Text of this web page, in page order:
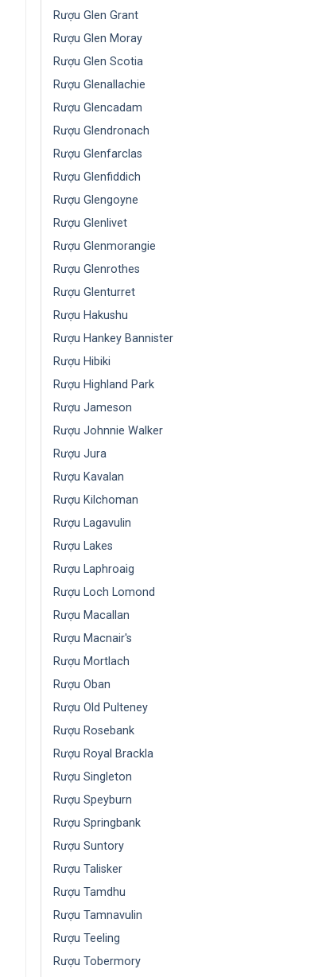
Rượu Glen Grant
Rượu Glen Moray
Rượu Glen Scotia
Rượu Glenallachie
Rượu Glencadam
Rượu Glendronach
Rượu Glenfarclas
Rượu Glenfiddich
Rượu Glengoyne
Rượu Glenlivet
Rượu Glenmorangie
Rượu Glenrothes
Rượu Glenturret
Rượu Hakushu
Rượu Hankey Bannister
Rượu Hibiki
Rượu Highland Park
Rượu Jameson
Rượu Johnnie Walker
Rượu Jura
Rượu Kavalan
Rượu Kilchoman
Rượu Lagavulin
Rượu Lakes
Rượu Laphroaig
Rượu Loch Lomond
Rượu Macallan
Rượu Macnair's
Rượu Mortlach
Rượu Oban
Rượu Old Pulteney
Rượu Rosebank
Rượu Royal Brackla
Rượu Singleton
Rượu Speyburn
Rượu Springbank
Rượu Suntory
Rượu Talisker
Rượu Tamdhu
Rượu Tamnavulin
Rượu Teeling
Rượu Tobermory